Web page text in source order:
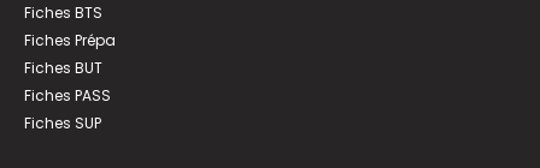
Fiches BTS
Fiches Prépa
Fiches BUT
Fiches PASS
Fiches SUP